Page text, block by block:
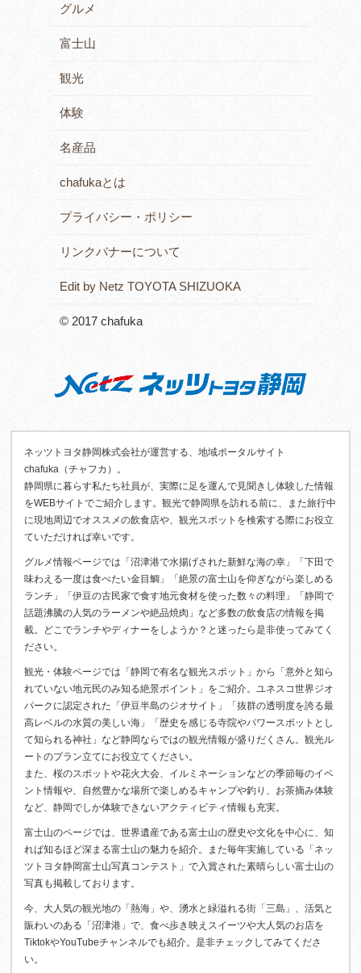
グルメ
富士山
観光
体験
名産品
chafukaとは
プライバシー・ポリシー
リンクバナーについて
Edit by Netz TOYOTA SHIZUOKA
© 2017 chafuka
ネッツトヨタ静岡株式会社が運営する、地域ポータルサイト
chafuka（チャフカ）。
静岡県に暮らす私たち社員が、実際に足を運んで見聞きし体験した情報
をWEBサイトでご紹介します。観光で静岡県を訪れる前に、また旅行中
に現地周辺でオススメの飲食店や、観光スポットを検索する際にお役立
ていただければ幸いです。
グルメ情報ページでは「沼津港で水揚げされた新鮮な海の幸」「下田で
味わえる一度は食べたい金目鯛」「絶景の富士山を仰ぎながら楽しめる
ランチ」「伊豆の古民家で食す地元食材を使った数々の料理」「静岡で
話題沸騰の人気のラーメンや絶品焼肉」など多数の飲食店の情報を掲
載。どこでランチやディナーをしようか？と迷ったら是非使ってみてく
ださい。
観光・体験ページでは「静岡で有名な観光スポット」から「意外と知ら
れていない地元民のみ知る絶景ポイント」をご紹介。ユネスコ世界ジオ
パークに認定された「伊豆半島のジオサイト」「抜群の透明度を誇る最
高レベルの水質の美しい海」「歴史を感じる寺院やパワースポットとし
て知られる神社」など静岡ならではの観光情報が盛りだくさん。観光ル
ートのプラン立てにお役立てください。
また、桜のスポットや花火大会、イルミネーションなどの季節毎のイベ
ント情報や、自然豊かな場所で楽しめるキャンプや釣り、お茶摘み体験
など、静岡でしか体験できないアクティビティ情報も充実。
富士山のページでは、世界遺産である富士山の歴史や文化を中心に、知
れば知るほど深まる富士山の魅力を紹介。また毎年実施している「ネッ
ツトヨタ静岡富士山写真コンテスト」で入賞された素晴らしい富士山の
写真も掲載しております。
今、大人気の観光地の「熱海」や、湧水と緑溢れる街「三島」、活気と
賑わいのある「沼津港」で、食べ歩き映えスイーツや大人気のお店を
TiktokやYouTubeチャンネルでも紹介。是非チェックしてみてくださ
い。